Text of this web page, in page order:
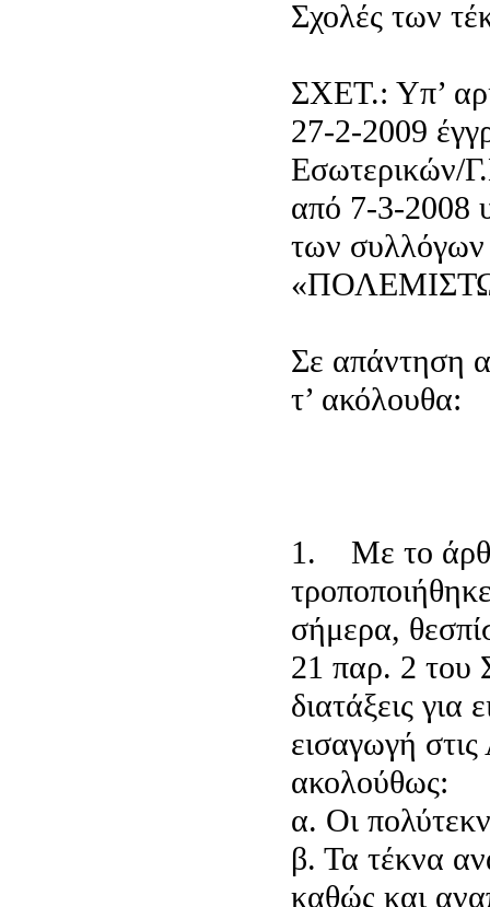
Σχολές των
ΣΧΕΤ.: Υπ’
27-2-2009
Εσωτερικών/
από 7-3-2008
των
Σε απάντηση
τ’ ακόλουθα:
1. Με το
σήμερα,
21 παρ. 2 του
διατάξεις για
εισαγωγή
ακολούθως:
α. Οι
β. Τα τέκνα
καθώς και